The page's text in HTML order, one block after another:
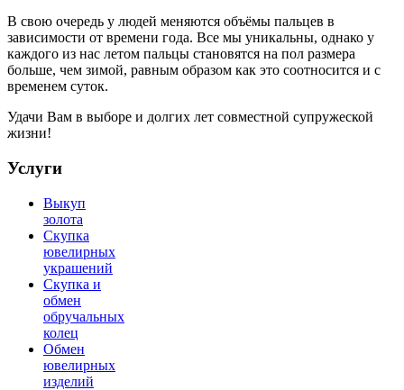
В свою очередь у людей меняются объёмы пальцев в
зависимости от времени года. Все мы уникальны, однако у
каждого из нас летом пальцы становятся на пол размера
больше, чем зимой, равным образом как это соотносится и с
временем суток.
Удачи Вам в выборе и долгих лет совместной супружеской
жизни!
Услуги
Выкуп
золота
Скупка
ювелирных
украшений
Скупка и
обмен
обручальных
колец
Обмен
ювелирных
изделий